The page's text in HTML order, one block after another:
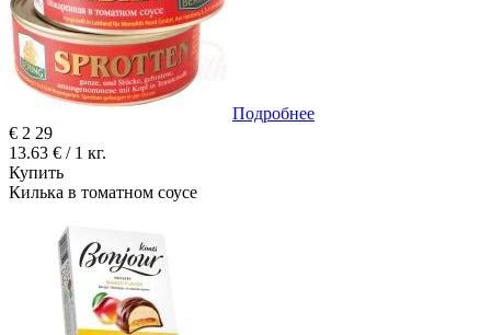
Подробнее
€ 2 29
13.63 € / 1 кг.
Купить
Килька в томатном соусе